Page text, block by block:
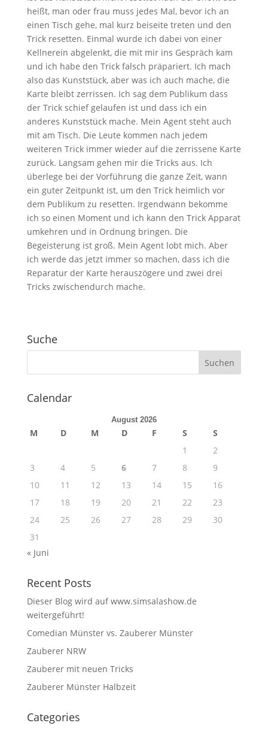
heißt, man oder frau muss jedes Mal, bevor ich an
einen Tisch gehe, mal kurz beiseite treten und den
Trick resetten. Einmal wurde ich dabei von einer
Kellnerein abgelenkt, die mit mir ins Gespräch kam
und ich habe den Trick falsch präpariert. Ich mach
also das Kunststück, aber was ich auch mache, die
Karte bleibt zerrissen. Ich sag dem Publikum dass
der Trick schief gelaufen ist und dass ich ein
anderes Kunststück mache. Mein Agent steht auch
mit am Tisch. Die Leute kommen nach jedem
weiteren Trick immer wieder auf die zerrissene Karte
zurück. Langsam gehen mir die Tricks aus. Ich
überlege bei der Vorführung die ganze Zeit, wann
ein guter Zeitpunkt ist, um den Trick heimlich vor
dem Publikum zu resetten. Irgendwann bekomme
ich so einen Moment und ich kann den Trick Apparat
umkehren und in Ordnung bringen. Die
Begeisterung ist groß. Mein Agent lobt mich. Aber
ich werde das jetzt immer so machen, dass ich die
Reparatur der Karte herauszögere und zwei drei
Tricks zwischendurch mache.
Suche
Calendar
August 2026
M D M D F S
S
1
2
3
4 5 6 7 8
9
10
11 12 13 14 15
16
17
18 19 20 21 22
23
24
25 26 27 28 29
30
31
« Juni
Recent Posts
Dieser Blog wird auf www.simsalashow.de
weitergeführt!
Comedian Münster vs. Zauberer Münster
Zauberer NRW
Zauberer mit neuen Tricks
Zauberer Münster Halbzeit
Categories